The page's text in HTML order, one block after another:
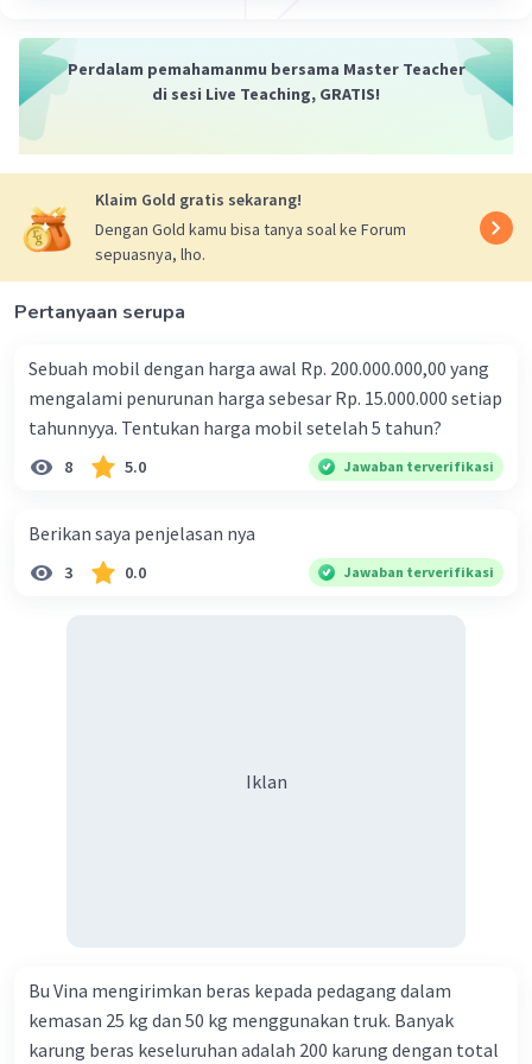
objek (yang bisa dihubungkan dengan panjang)
dan luas alas objek (yang bisa dihubungkan
sangat penting dalam pengukuran energi.
Konsep waktu sering digunakan dalam
menghitung kecepatan atau percepatan objek,
yang pada gilirannya berkaitan dengan energi
kinetik.
4. **Temperatur**: Temperatur adalah besaran
Konsep temperatur sangat penting dalam
pengukuran energi kalor, karena perpindahan
panas (atau energi kalor) antara dua objek
bergantung pada perbedaan temperatur mereka.
5. **Muatan Listrik**: Muatan listrik adalah
dalam suatu objek. Dalam konteks energi,
muatan listrik berperan penting dalam
energi mekanik, energi kimia, energi listrik,
09 Juni 2024 02:24
Jawaban terverifikasi
Perdalam pemahamanmu bersama Master Teacher
di sesi Live Teaching, GRATIS!
Klaim Gold gratis sekarang!
Dengan Gold kamu bisa tanya soal ke Forum
sepuasnya, lho.
Pertanyaan serupa
Sebuah mobil dengan harga awal Rp. 200.000.000,00 yang
mengalami penurunan harga sebesar Rp. 15.000.000 setiap
tahunnyya. Tentukan harga mobil setelah 5 tahun?
8 5.0 Jawaban terverifikasi
Berikan saya penjelasan nya
3 0.0 Jawaban terverifikasi
Iklan
Bu Vina mengirimkan beras kepada pedagang dalam
kemasan 25 kg dan 50 kg menggunakan truk. Banyak
karung beras keseluruhan adalah 200 karung dengan total